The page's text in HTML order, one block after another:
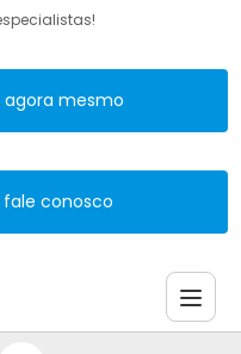
mesmo
conosco